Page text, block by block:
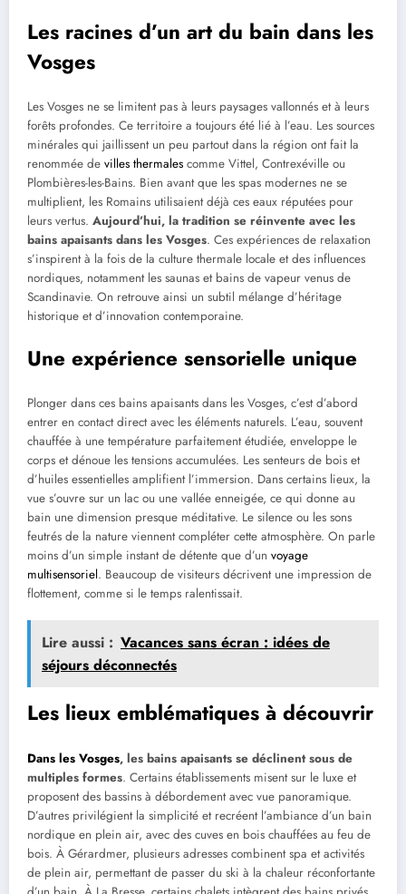
Les racines d’un art du bain dans les
Vosges
Les Vosges ne se limitent pas à leurs paysages vallonnés et à leurs
forêts profondes. Ce territoire a toujours été lié à l’eau. Les sources
minérales qui jaillissent un peu partout dans la région ont fait la
renommée de villes thermales comme Vittel, Contrexéville ou
Plombières-les-Bains. Bien avant que les spas modernes ne se
multiplient, les Romains utilisaient déjà ces eaux réputées pour
leurs vertus. Aujourd’hui, la tradition se réinvente avec les
bains apaisants dans les Vosges. Ces expériences de relaxation
s’inspirent à la fois de la culture thermale locale et des influences
nordiques, notamment les saunas et bains de vapeur venus de
Scandinavie. On retrouve ainsi un subtil mélange d’héritage
historique et d’innovation contemporaine.
Une expérience sensorielle unique
Plonger dans ces bains apaisants dans les Vosges, c’est d’abord
entrer en contact direct avec les éléments naturels. L’eau, souvent
chauffée à une température parfaitement étudiée, enveloppe le
corps et dénoue les tensions accumulées. Les senteurs de bois et
d’huiles essentielles amplifient l’immersion. Dans certains lieux, la
vue s’ouvre sur un lac ou une vallée enneigée, ce qui donne au
bain une dimension presque méditative. Le silence ou les sons
feutrés de la nature viennent compléter cette atmosphère. On parle
moins d’un simple instant de détente que d’un voyage
multisensoriel. Beaucoup de visiteurs décrivent une impression de
flottement, comme si le temps ralentissait.
Lire aussi : Vacances sans écran : idées de
séjours déconnectés
Les lieux emblématiques à découvrir
Dans les Vosges, les bains apaisants se déclinent sous de
multiples formes. Certains établissements misent sur le luxe et
proposent des bassins à débordement avec vue panoramique.
D’autres privilégient la simplicité et recréent l’ambiance d’un bain
nordique en plein air, avec des cuves en bois chauffées au feu de
bois. À Gérardmer, plusieurs adresses combinent spa et activités
de plein air, permettant de passer du ski à la chaleur réconfortante